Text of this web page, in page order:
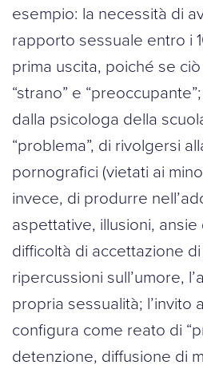
esempio: la necessità di
rapporto sessuale entro i
prima uscita, poiché se
“strano” e
dalla psicologa della
“problema”, di rivolgersi
pornografici (vietati ai
invece, di produrre
aspettative, illusioni,
difficoltà di accettazione
ripercussioni sull’umore,
propria sessualità; l’invito
configura come reato di
detenzione, diffusione di